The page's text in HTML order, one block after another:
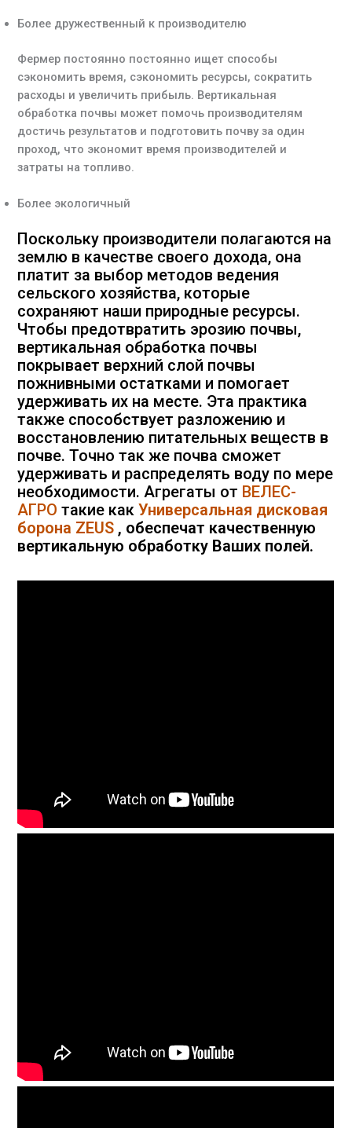
Более дружественный к производителю
Фермер постоянно постоянно ищет способы
сэкономить время, сэкономить ресурсы, сократить
расходы и увеличить прибыль. Вертикальная
обработка почвы может помочь производителям
достичь результатов и подготовить почву за один
проход, что экономит время производителей и
затраты на топливо.
Более экологичный
Поскольку производители полагаются на
землю в качестве своего дохода, она
платит за выбор методов ведения
сельского хозяйства, которые
сохраняют наши природные ресурсы.
Чтобы предотвратить эрозию почвы,
вертикальная обработка почвы
покрывает верхний слой почвы
пожнивными остатками и помогает
удерживать их на месте. Эта практика
также способствует разложению и
восстановлению питательных веществ в
почве. Точно так же почва сможет
удерживать и распределять воду по мере
необходимости. Агрегаты от ВЕЛЕС-
АГРО такие какУниверсальная дисковая
борона ZEUS , обеспечат качественную
вертикальную обработку Ваших полей.